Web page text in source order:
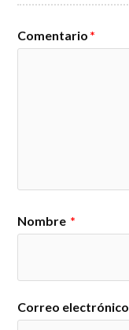
Comentario *
Nombre *
Correo electrónico